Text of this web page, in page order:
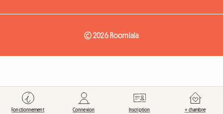
© 2026 Roomlala
Fonctionnement Connexion Inscription + chambre